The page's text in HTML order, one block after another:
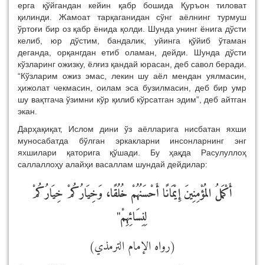
ерга қўйгандан кейин қабр бошида Қуръон тиловат
қилинди. Жамоат тарқаганидан сўнг аёлнинг турмуш
ўртоғи бир оз қабр ёнида қолди. Шунда унинг ёнига дўсти
келиб, юр дўстим, бандалик, уйинга қўйиб ўтаман
деганда, орқангдан етиб оламан, дейди. Шунда дўсти
кўзларинг ожизку, ёлғиз қандай юрасан, деб савол беради.
“Кўзларим ожиз эмас, лекин шу аёл мендан уялмасин,
ҳижолат чекмасин, оилам эса бузилмасин, деб бир умр
шу вақтгача ўзимни кўр қилиб кўрсатган эдим”, деб айтган
экан.
Дарҳақиқат, Ислом дини ўз аёлларига нисбатан яхши
муносабатда бўлган эркакларни инсонларнинг энг
яхшилари қаторига қўшади. Бу ҳақда Расулуллоҳ
саллаллоҳу алайҳи васаллам шундай дейдилар:
أَكْمَلُ المُؤْمِنِينَ إِيْمَانًا أَحْسَنُهُمْ خُلُقًا، وَخِيَارُكُمْ خِيَارُكُمْ
لِنِسَائِهِمْ"
(رواه الإمام الترمذي)